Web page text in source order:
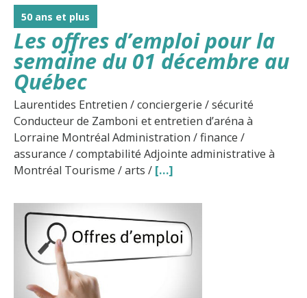
50 ans et plus
Les offres d’emploi pour la
semaine du 01 décembre au
Québec
Laurentides Entretien / conciergerie / sécurité
Conducteur de Zamboni et entretien d’aréna à
Lorraine Montréal Administration / finance /
assurance / comptabilité Adjointe administrative à
Montréal Tourisme / arts / […]